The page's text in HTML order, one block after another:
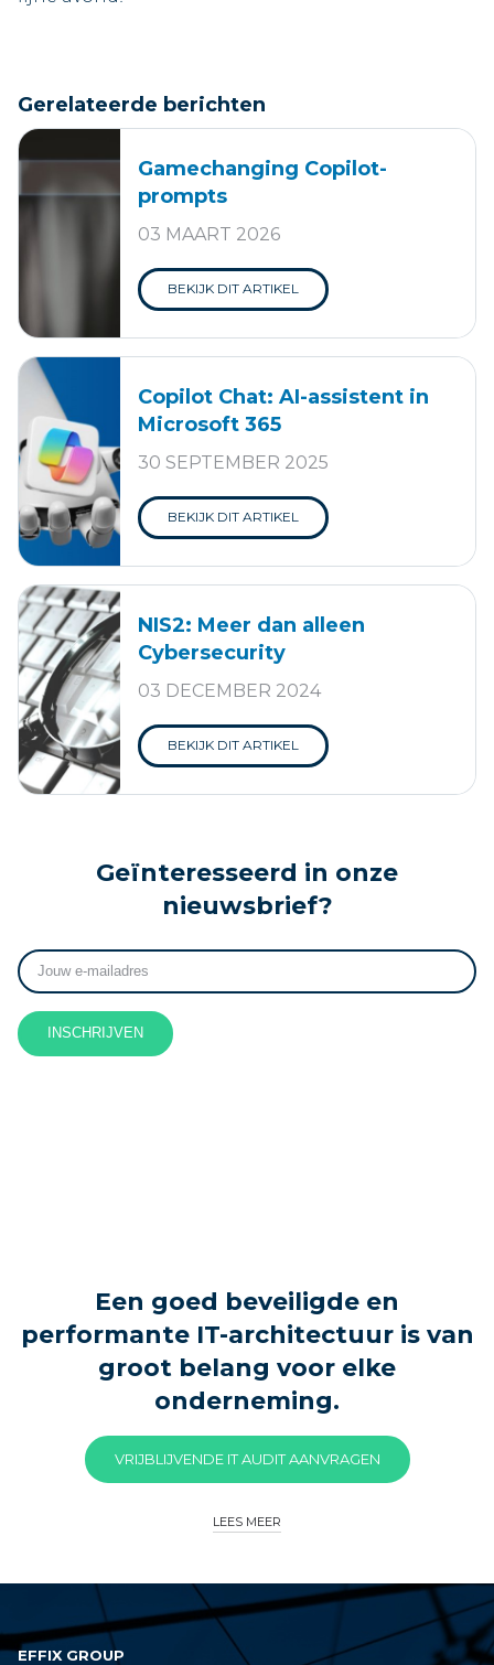
Gerelateerde berichten
Gamechanging Copilot-
prompts
03 MAART 2026
BEKIJK DIT ARTIKEL
​Copilot Chat: AI-assistent in
Microsoft 365
30 SEPTEMBER 2025
BEKIJK DIT ARTIKEL
NIS2: Meer dan alleen
Cybersecurity
03 DECEMBER 2024
BEKIJK DIT ARTIKEL
Geïnteresseerd in onze
nieuwsbrief?
INSCHRIJVEN
Een goed beveiligde en
performante IT-architectuur is van
groot belang voor elke
onderneming.
VRIJBLIJVENDE IT AUDIT AANVRAGEN
LEES MEER
EFFIX GROUP